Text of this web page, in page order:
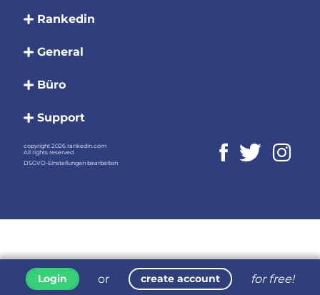
Login or create account for free!
Rankedin
General
Büro
Support
copyright 2026 rankedin.com
All rights reserved
DSGVO-Einstellungen bearbeiten